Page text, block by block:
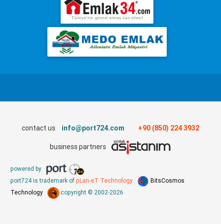
contact us info@port724.com +90 (850) 224 3932
business partners
powered by
port724 is trademark of pLan-eT Technology
BitsCosmos
Technology
copyright © 2002-2026